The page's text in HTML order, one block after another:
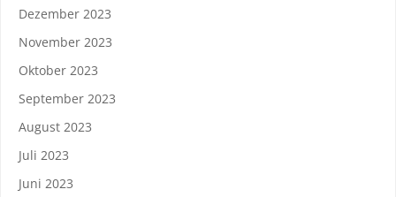
Dezember 2023
November 2023
Oktober 2023
September 2023
August 2023
Juli 2023
Juni 2023